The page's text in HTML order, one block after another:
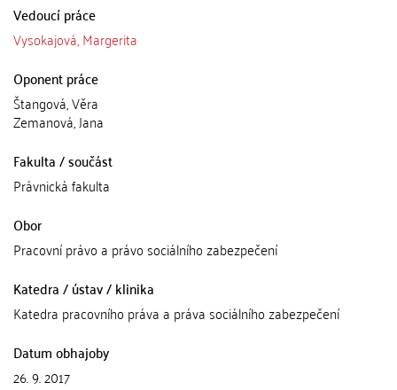
Vedoucí práce
Vysokajová, Margerita
Oponent práce
Štangová, Věra
Zemanová, Jana
Fakulta / součást
Právnická fakulta
Obor
Pracovní právo a právo sociálního zabezpečení
Katedra / ústav / klinika
Katedra pracovního práva a práva sociálního zabezpečení
Datum obhajoby
26. 9. 2017